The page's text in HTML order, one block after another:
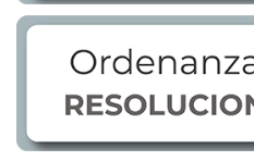
Transparencia
LOTAIP
GAD Macará
2025